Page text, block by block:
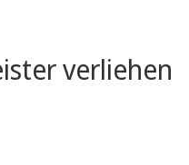
verliehen